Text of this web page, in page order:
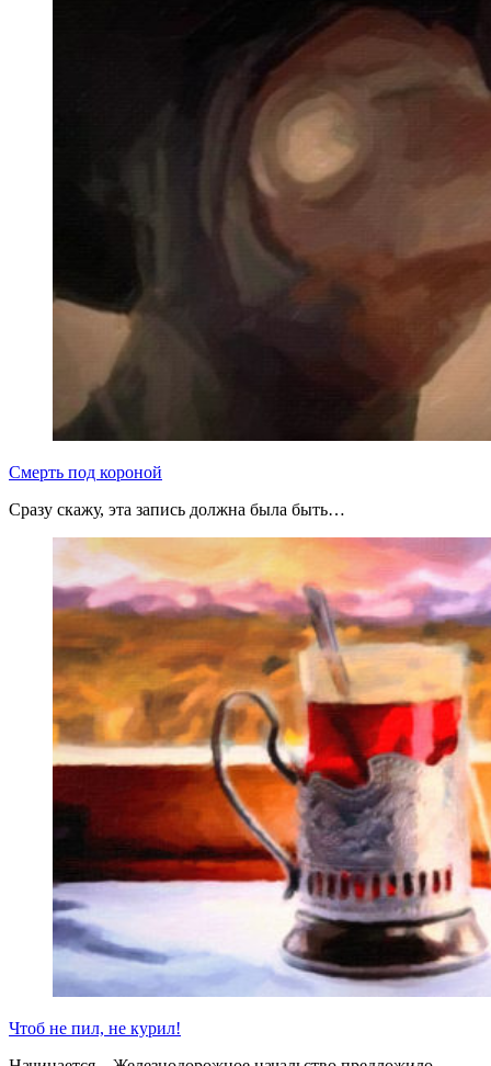
Смерть под короной
Сразу скажу, эта запись должна была быть…
Чтоб не пил, не курил!